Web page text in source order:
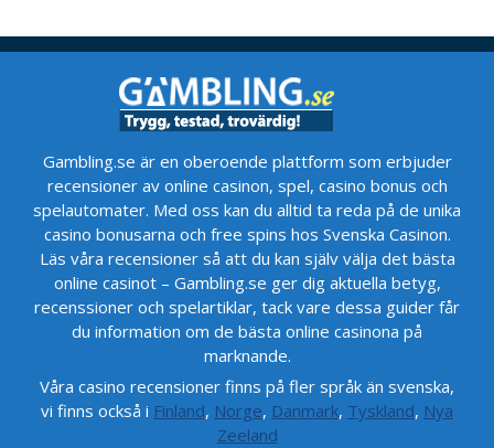
Gambling.se är en oberoende plattform som erbjuder
recensioner av online casinon, spel, casino bonus och
spelautomater. Med oss kan du alltid ta reda på de unika
casino bonusarna och free spins hos Svenska Casinon.
Läs våra recensioner så att du kan själv välja det bästa
online casinot – Gambling.se ger dig aktuella betyg,
recenssioner och spelartiklar, tack vare dessa guider får
du information om de bästa online casinona på
marknande.
Våra casino recensioner finns på fler språk än svenska,
vi finns också i Finland, Norge, Danmark, Tyskland, Nya
Zeeland